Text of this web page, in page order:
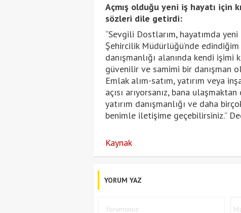
Açmış olduğu yeni iş hayatı için
sözleri dile getirdi:
“Sevgili Dostlarım, hayatımda
Şehircilik Müdürlüğü’nde
danışmanlığı alanında kendi
güvenilir ve samimi bir danışman
Emlak alım-satım, yatırım veya
açısı arıyorsanız, bana
yatırım danışmanlığı ve daha
benimle iletişime geçebilirsiniz.”
Kaynak
YORUM YAZ